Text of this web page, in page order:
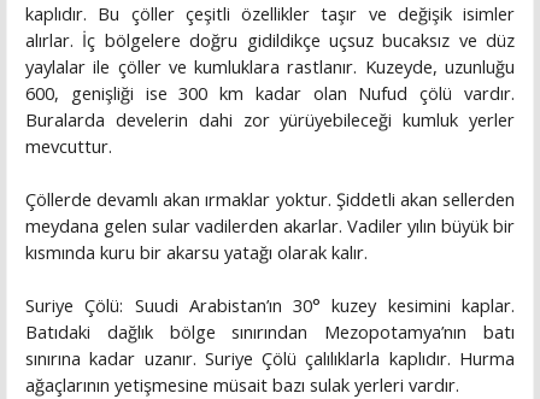
kaplıdır. Bu çöller çeşitli özellikler taşır ve değişik isimler
alırlar. İç bölgelere doğru gidildikçe uçsuz bucaksız ve düz
yaylalar ile çöller ve kumluklara rastlanır. Kuzeyde, uzunluğu
600, genişliği ise 300 km kadar olan Nufud çölü vardır.
Buralarda develerin dahi zor yürüyebileceği kumluk yerler
mevcuttur.
Çöllerde devamlı akan ırmaklar yoktur. Şiddetli akan sellerden
meydana gelen sular vadilerden akarlar. Vadiler yılın büyük bir
kısmında kuru bir akarsu yatağı olarak kalır.
Suriye Çölü: Suudi Arabistan’ın 30° kuzey kesimini kaplar.
Batıdaki dağlık bölge sınırından Mezopotamya’nın batı
sınırına kadar uzanır. Suriye Çölü çalılıklarla kaplıdır. Hurma
ağaçlarının yetişmesine müsait bazı sulak yerleri vardır.